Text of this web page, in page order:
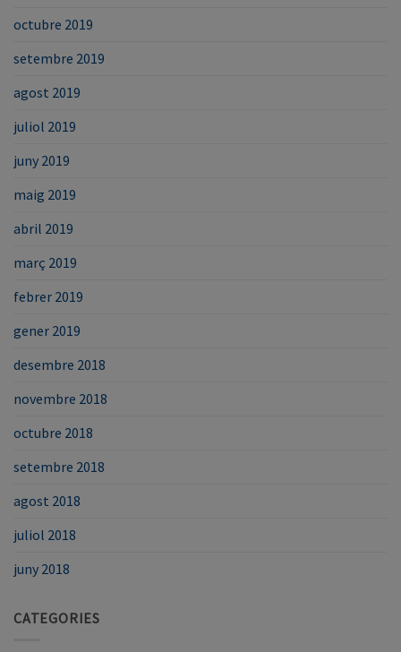
octubre 2019
setembre 2019
agost 2019
juliol 2019
juny 2019
maig 2019
abril 2019
març 2019
febrer 2019
gener 2019
desembre 2018
novembre 2018
octubre 2018
setembre 2018
agost 2018
juliol 2018
juny 2018
CATEGORIES